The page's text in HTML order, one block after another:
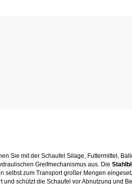
Sie mit der Schaufel Silage, Futtermittel,
Greifmechanismus aus. Die
zum Transport großer Mengen
schützt die Schaufel vor Abnutzung und